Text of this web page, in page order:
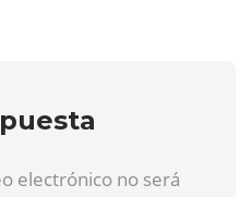
electrónico no será